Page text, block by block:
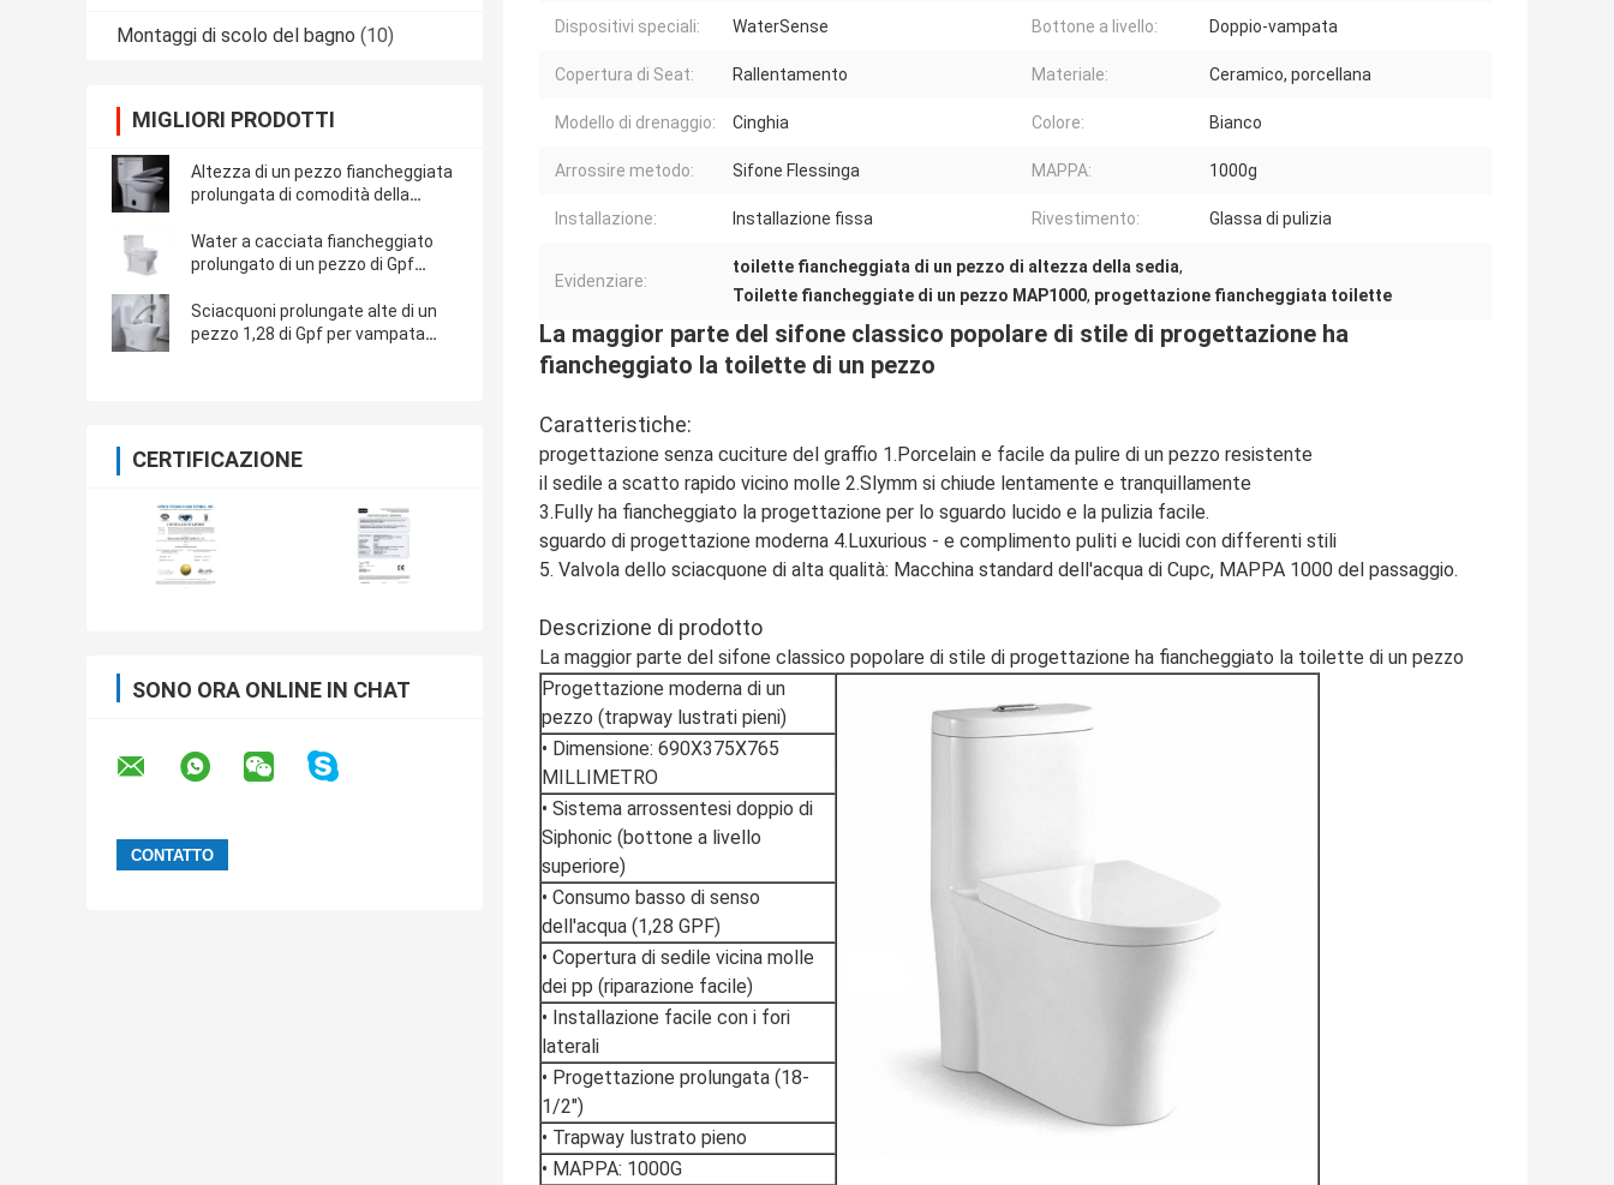
Montaggi di scolo del bagno (10)
MIGLIORI PRODOTTI
Altezza di un pezzo fiancheggiata
prolungata di comodità della
Flessinga
Water a cacciata fiancheggiato
prolungato di un pezzo di Gpf
bianco
Sciacquoni prolungate alte di un
pezzo 1,28 di Gpf per vampata
CERTIFICAZIONE
SONO ORA ONLINE IN CHAT
Dispositivi speciali: WaterSense Bottone a livello: Doppio-vampata
Copertura di Seat: Rallentamento Materiale: Ceramico, porcellana
Modello di drenaggio: Cinghia Colore: Bianco
Arrossire metodo: Sifone Flessinga MAPPA: 1000g
Installazione: Installazione fissa Rivestimento: Glassa di pulizia
Evidenziare:
toilette fiancheggiata di un pezzo di altezza della sedia,
Toilette fiancheggiate di un pezzo MAP1000, progettazione fiancheggiata toilette
La maggior parte del sifone classico popolare di stile di progettazione ha
fiancheggiato la toilette di un pezzo
Caratteristiche:
progettazione senza cuciture del graffio 1.Porcelain e facile da pulire di un pezzo resistente
il sedile a scatto rapido vicino molle 2.Slymm si chiude lentamente e tranquillamente
3.Fully ha fiancheggiato la progettazione per lo sguardo lucido e la pulizia facile.
sguardo di progettazione moderna 4.Luxurious - e complimento puliti e lucidi con differenti stili
5. Valvola dello sciacquone di alta qualità: Macchina standard dell'acqua di Cupc, MAPPA 1000 del passaggio.
Descrizione di prodotto
La maggior parte del sifone classico popolare di stile di progettazione ha fiancheggiato la toilette di un pezzo
Progettazione moderna di un
pezzo (trapway lustrati pieni)
• Dimensione: 690X375X765
MILLIMETRO
• Sistema arrossentesi doppio di
Siphonic (bottone a livello
superiore)
• Consumo basso di senso
dell'acqua (1,28 GPF)
• Copertura di sedile vicina molle
dei pp (riparazione facile)
• Installazione facile con i fori
laterali
• Progettazione prolungata (18-
1/2")
• Trapway lustrato pieno
• MAPPA: 1000G